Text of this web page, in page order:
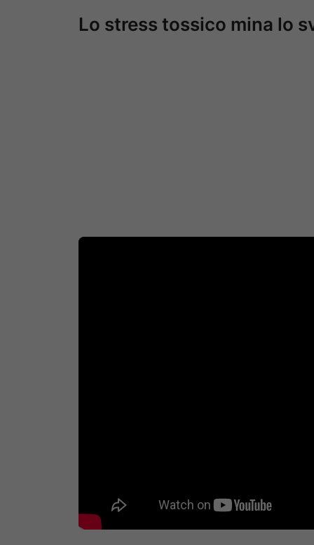
Lo stress tossico mina lo